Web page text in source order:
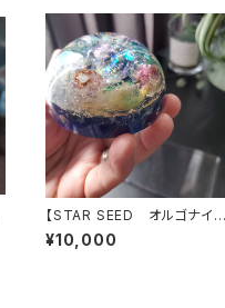
【STAR SEED オルゴナイ
ト】～あなたへのメッセージ
き
¥10,000